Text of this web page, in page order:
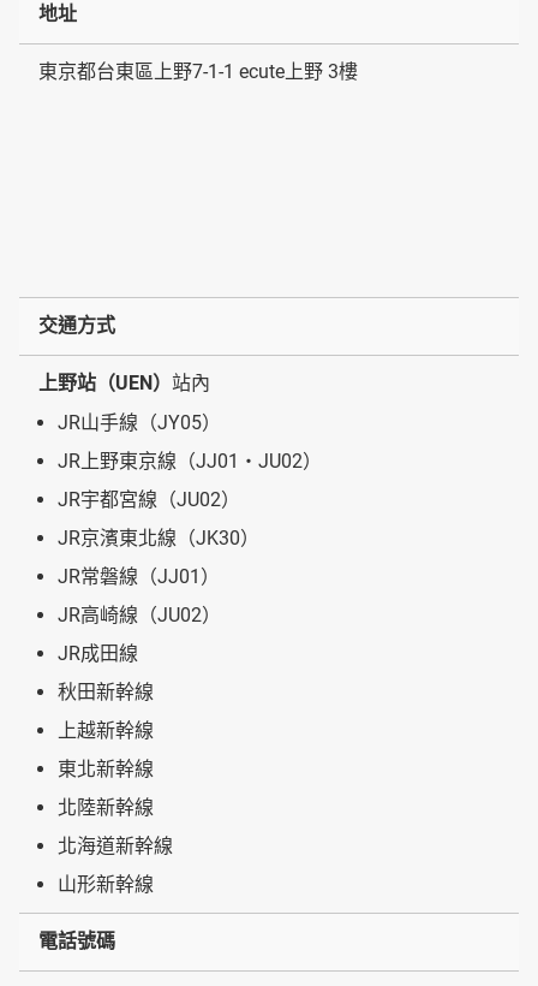
地址
東京都台東區上野7-1-1 ecute上野 3樓
交通方式
上野站（UEN） 站內
JR山手線（JY05）
JR上野東京線（JJ01・JU02）
JR宇都宮線（JU02）
JR京濱東北線（JK30）
JR常磐線（JJ01）
JR高崎線（JU02）
JR成田線
秋田新幹線
上越新幹線
東北新幹線
北陸新幹線
北海道新幹線
山形新幹線
電話號碼